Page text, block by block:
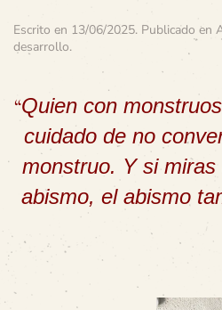
Escrito en 13/06/2025. Publicado en
desarrollo.
“Quien con
cuidado de no
monstruo. Y si
abismo, el abismo